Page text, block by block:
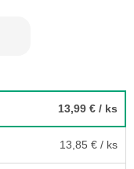
13,99 € / ks
13,85 € / ks